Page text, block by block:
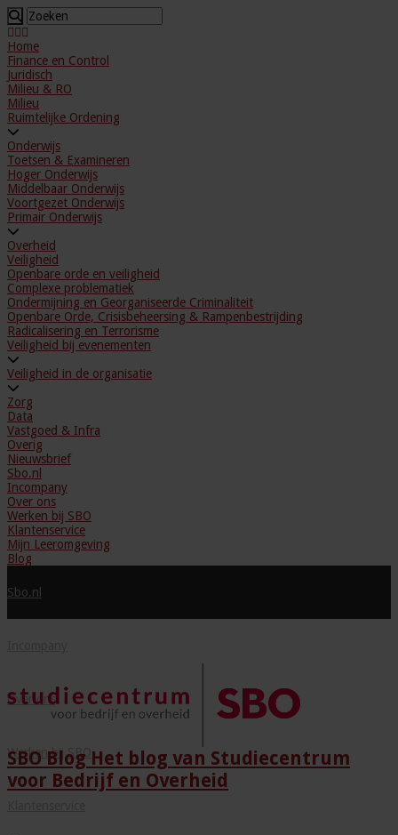
Home
Finance en Control
Juridisch
Milieu & RO
Milieu
Ruimtelijke Ordening
Onderwijs
Toetsen & Examineren
Hoger Onderwijs
Middelbaar Onderwijs
Voortgezet Onderwijs
Primair Onderwijs
Overheid
Veiligheid
Openbare orde en veiligheid
Complexe problematiek
Ondermijning en Georganiseerde Criminaliteit
Openbare Orde, Crisisbeheersing & Rampenbestrijding
Radicalisering en Terrorisme
Veiligheid bij evenementen
Veiligheid in de organisatie
Zorg
Data
Vastgoed & Infra
Overig
Nieuwsbrief
Sbo.nl
Incompany
Over ons
Werken bij SBO
Klantenservice
Mijn Leeromgeving
Blog
Sbo.nl
Over ons
Werken bij SBO
SBO Blog Het blog van Studiecentrum
voor Bedrijf en Overheid